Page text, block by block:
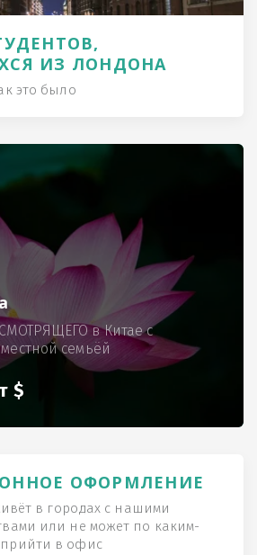
ИЗ ЛОНДОНА
это было
в Китае с
семьёй
$
ОФОРМЛЕНИЕ
в городах с нашими
или не может по каким-
в офис